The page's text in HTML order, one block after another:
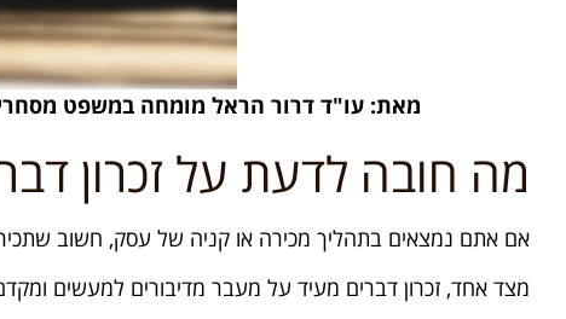
מאת: עו"ד דרור הראל מומחה במשפט מסחרי
מה חובה לדעת על זכרון
אם אתם נמצאים בתהליך מכירה או קניה של עסק, חשוב
מצד אחד, זכרון דברים מעיד על מעבר מדיבורים למעשים